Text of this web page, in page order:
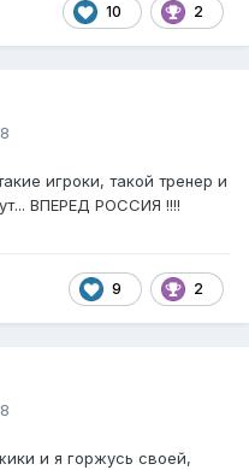
10 2
игроки, такой тренер и
ВПЕРЕД РОССИЯ !!!!
9 2
и я горжусь своей,